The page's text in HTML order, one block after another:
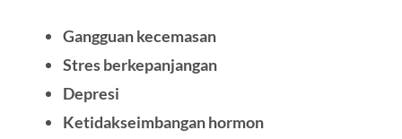
Gangguan kecemasan
Stres berkepanjangan
Depresi
Ketidakseimbangan hormon